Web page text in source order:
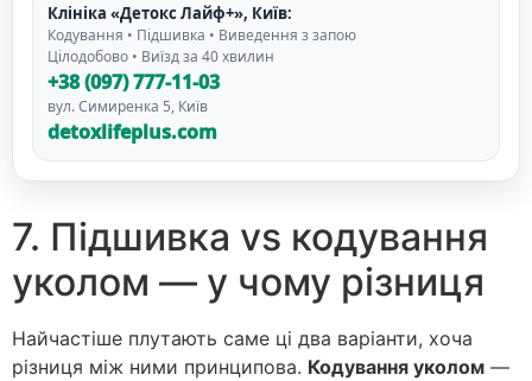
Клініка «Детокс Лайф+», Київ:
Кодування • Підшивка • Виведення з запою
Цілодобово • Виїзд за 40 хвилин
+38 (097) 777-11-03
вул. Симиренка 5, Київ
detoxlifeplus.com
7. Підшивка vs кодування
уколом — у чому різниця
Найчастіше плутають саме ці два варіанти, хоча
різниця між ними принципова. Кодування уколом —